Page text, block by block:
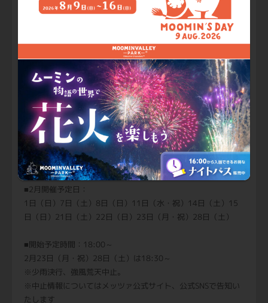
『ムーミン谷の湖上花火大会～冬～』開催
■12月開催予定日：
26日（金）27日（土）28日（日）29日（月）30日（火）
■1月開催予定日：
2日（金）3日（土）4日（日）5日（月）6日（火）7日（水）8
日（木）9日（金）10日（土）11日（日）12日（月・祝）17
日（土）18日（日）24日（土）25日（日）31日（土）
■2月開催予定日：
1日（日）7日（土）8日（日）11日（水・祝）14日（土）15
日（日）21日（土）22日（日）23日（月・祝）28日（土）
■開始予定時間：18:00～
2月23日（月・祝）28日（土）は18:30～
※少雨決行、強風荒天中止。
※中止情報についてはメッツァ公式サイト、公式SNSで告知い
たします